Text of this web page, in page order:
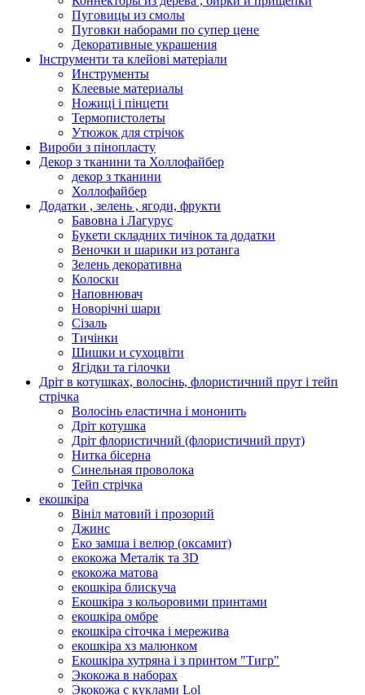
Пуговицы из смолы
Пуговки наборами по супер цене
Декоративные украшения
Інструменти та клейові матеріали
Инструменты
Клеевые материалы
Ножиці і пінцети
Термопистолеты
Утюжок для стрічок
Вироби з пінопласту
Декор з тканини та Холлофайбер
декор з тканини
Холлофайбер
Додатки , зелень , ягоди, фрукти
Бавовна і Лагурус
Букети складних тичінок та додатки
Веночки и шарики из ротанга
Зелень декоративна
Колоски
Наповнювач
Новорічні шари
Сізаль
Тичінки
Шишки и сухоцвіти
Ягідки та гілочки
Дріт в котушках, волосінь, флористичний прут і тейп
стрічка
Волосінь еластична і мононить
Дріт котушка
Дріт флористичний (флористичний прут)
Нитка бісерна
Синельная проволока
Тейп стрічка
екошкіра
Вініл матовий і прозорий
Джинс
Еко замша і велюр (оксамит)
екокожа Металік та 3D
екокожа матова
екошкіра блискуча
Екошкіра з кольоровими принтами
екошкіра омбре
екошкіра сіточка і мережива
екошкіра хз малюнком
Екошкіра хутряна і з принтом "Тигр"
Экокожа в наборах
Экокожа с куклами Lol